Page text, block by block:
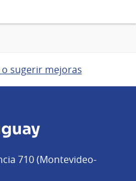
sugerir mejoras
710 (Montevideo-